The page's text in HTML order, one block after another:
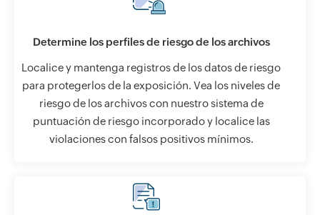
Determine los perfiles de riesgo de los archivos
Localice y mantenga registros de los datos de riesgo
para protegerlos de la exposición. Vea los niveles de
riesgo de los archivos con nuestro sistema de
puntuación de riesgo incorporado y localice las
violaciones con falsos positivos mínimos.